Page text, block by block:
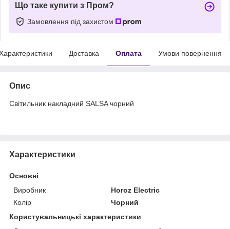
Що таке купити з Пром?
Замовлення під захистом
Доставка Оплата Умови повернення
Опис
Світильник накладний SALSA чорний
Характеристики
Основні
Виробник
Horoz Electric
Колір
Чорний
Користувальницькі характеристики